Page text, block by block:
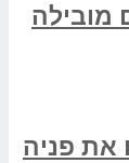
מובילה
את פניה